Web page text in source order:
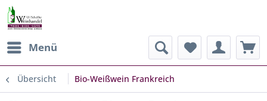
Menü
Übersicht Bio-Weißwein Frankreich